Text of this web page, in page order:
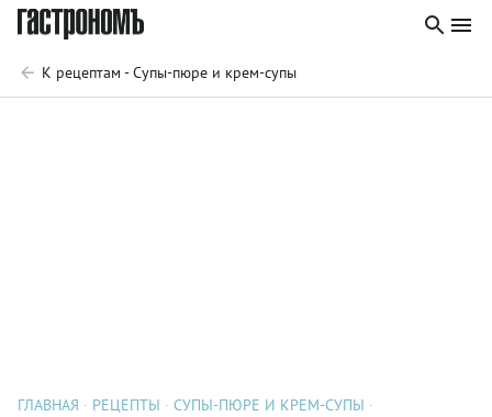
К рецептам - Супы-пюре и крем-супы
ГЛАВНАЯ РЕЦЕПТЫ
СУПЫ-ПЮРЕ И КРЕМ-СУПЫ